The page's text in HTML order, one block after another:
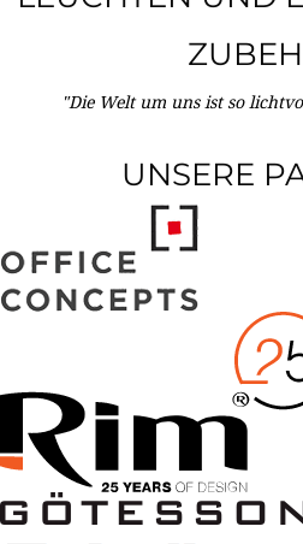
"Die Welt um uns ist so
UNSERE